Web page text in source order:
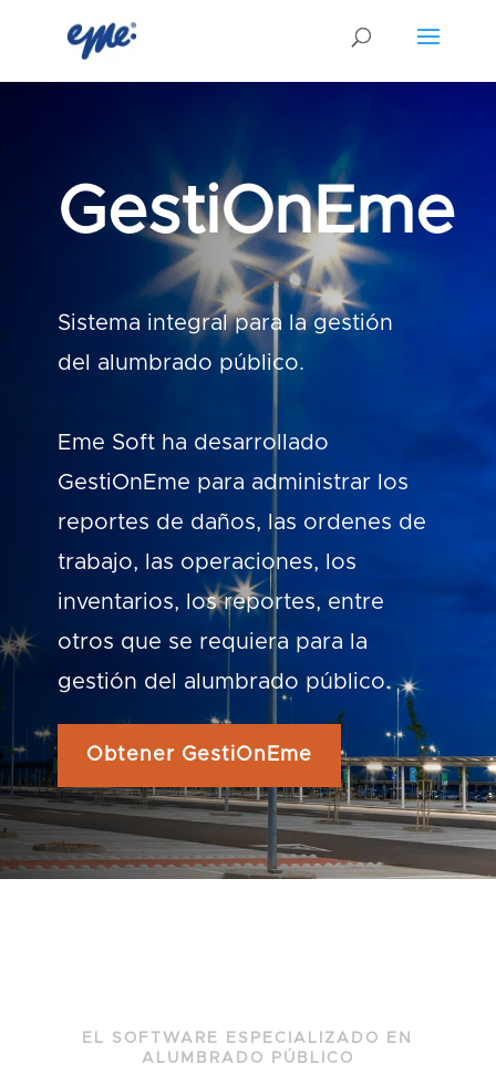
GestiOnEme
Sistema integral para la gestión
del alumbrado público.
Eme Soft ha desarrollado
GestiOnEme para administrar los
reportes de daños, las ordenes de
trabajo, las operaciones, los
inventarios, los reportes, entre
otros que se requiera para la
gestión del alumbrado público.
Obtener GestiOnEme
EL SOFTWARE ESPECIALIZADO EN
ALUMBRADO PÚBLICO